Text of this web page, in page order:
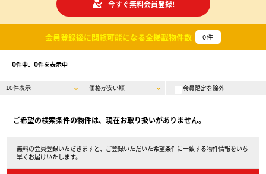
今すぐ無料会員登録!
会員登録後に閲覧可能になる全掲載物件数 0件
0件中、 0件を表示中
会員限定を除外
ご希望の検索条件の物件は、現在お取り扱いがありません。
無料の会員登録いただきますと、ご登録いただいた希望条件に一致する物件情報をいち
早くお届けいたします。